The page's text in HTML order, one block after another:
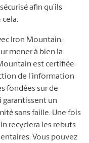
afin qu’ils
cela.
Iron Mountain,
mener à bien la
est certifiée
de l’information
fondées sur de
garantissent un
sans faille. Une fois
recyclera les rebuts
Vous pouvez